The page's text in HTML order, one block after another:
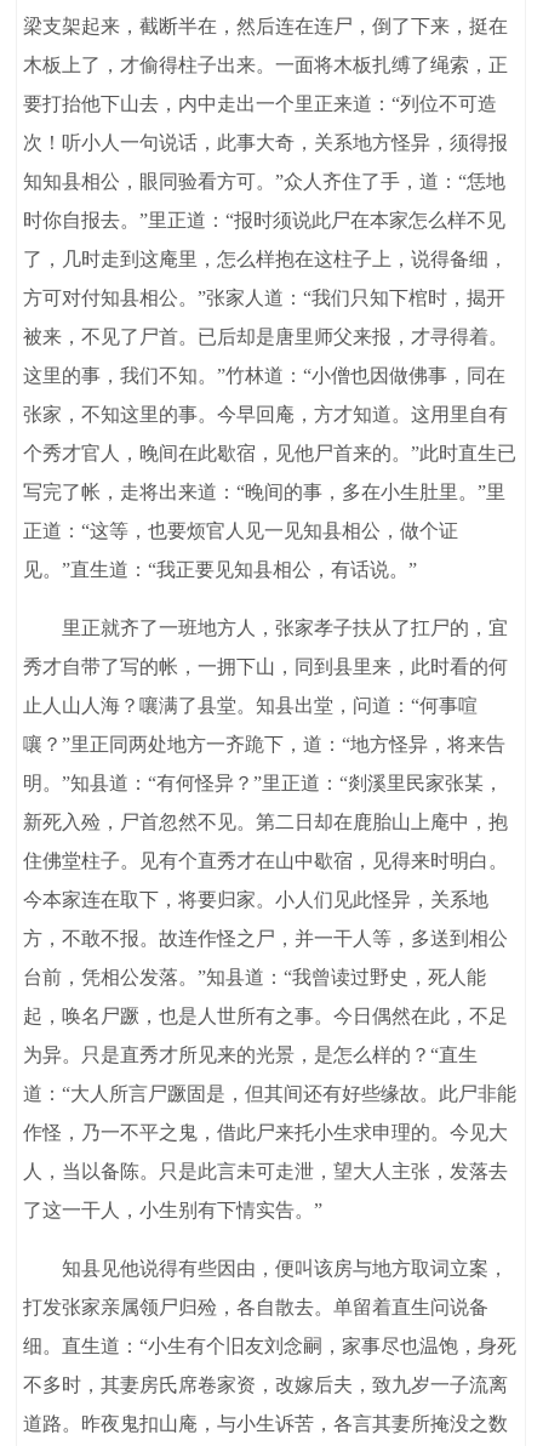
梁支架起来，截断半在，然后连在连尸，倒了下来，挺在
木板上了，才偷得柱子出来。一面将木板扎缚了绳索，正
要打抬他下山去，内中走出一个里正来道：“列位不可造
次！听小人一句说话，此事大奇，关系地方怪异，须得报
知知县相公，眼同验看方可。”众人齐住了手，道：“恁地
时你自报去。”里正道：“报时须说此尸在本家怎么样不见
了，几时走到这庵里，怎么样抱在这柱子上，说得备细，
方可对付知县相公。”张家人道：“我们只知下棺时，揭开
被来，不见了尸首。已后却是唐里师父来报，才寻得着。
这里的事，我们不知。”竹林道：“小僧也因做佛事，同在
张家，不知这里的事。今早回庵，方才知道。这用里自有
个秀才官人，晚间在此歇宿，见他尸首来的。”此时直生已
写完了帐，走将出来道：“晚间的事，多在小生肚里。”里
正道：“这等，也要烦官人见一见知县相公，做个证
见。”直生道：“我正要见知县相公，有话说。”
里正就齐了一班地方人，张家孝子扶从了扛尸的，宜
秀才自带了写的帐，一拥下山，同到县里来，此时看的何
止人山人海？嚷满了县堂。知县出堂，问道：“何事喧
嚷？”里正同两处地方一齐跪下，道：“地方怪异，将来告
明。”知县道：“有何怪异？”里正道：“剡溪里民家张某，
新死入殓，尸首忽然不见。第二日却在鹿胎山上庵中，抱
住佛堂柱子。见有个直秀才在山中歇宿，见得来时明白。
今本家连在取下，将要归家。小人们见此怪异，关系地
方，不敢不报。故连作怪之尸，并一干人等，多送到相公
台前，凭相公发落。”知县道：“我曾读过野史，死人能
起，唤名尸蹶，也是人世所有之事。今日偶然在此，不足
为异。只是直秀才所见来的光景，是怎么样的？“直生
道：“大人所言尸蹶固是，但其间还有好些缘故。此尸非能
作怪，乃一不平之鬼，借此尸来托小生求申理的。今见大
人，当以备陈。只是此言未可走泄，望大人主张，发落去
了这一干人，小生别有下情实告。”
知县见他说得有些因由，便叫该房与地方取词立案，
打发张家亲属领尸归殓，各自散去。单留着直生问说备
细。直生道：“小生有个旧友刘念嗣，家事尽也温饱，身死
不多时，其妻房氏席卷家资，改嫁后夫，致九岁一子流离
道路。昨夜鬼扣山庵，与小生诉苦，各言其妻所掩没之数